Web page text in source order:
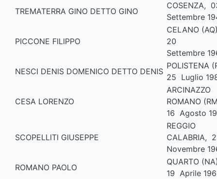
TREMATERRA GINO DETTO GINO
COSENZA,
Settembre
PICCONE FILIPPO
CELANO
20
Settembre
NESCI DENIS DOMENICO DETTO DENIS
POLISTENA
25 Luglio
CESA LORENZO
ARCINAZZO
ROMANO
16 Agosto
SCOPELLITI GIUSEPPE
REGGIO
CALABRIA,
Novembre
ROMANO PAOLO
QUARTO
19 Aprile